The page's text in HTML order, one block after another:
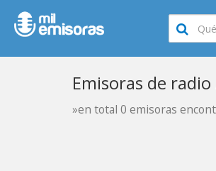
Emisoras de radio
»en total 0 emisoras